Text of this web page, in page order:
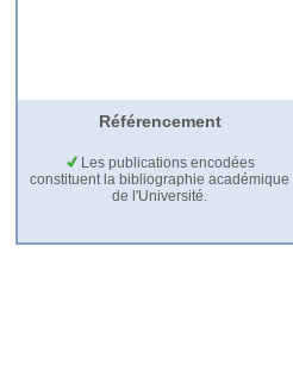
Référencement
Les publications encodées
constituent la bibliographie académique
de l'Université.